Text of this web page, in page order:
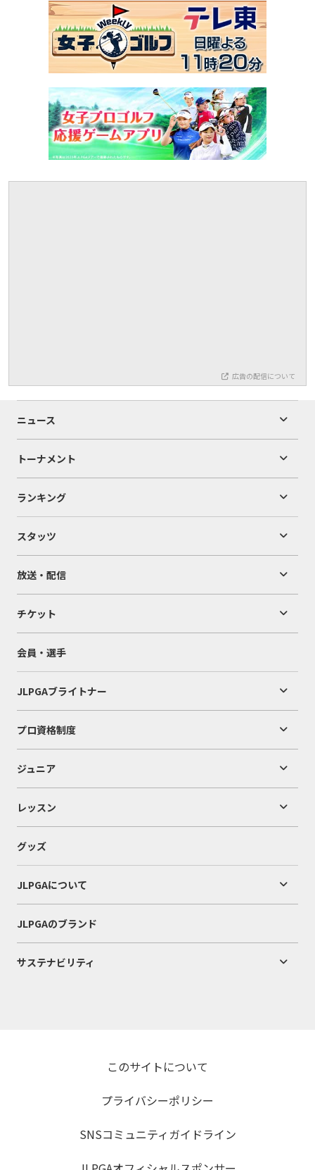
広告の配信について
ニュース
トーナメント
ランキング
スタッツ
放送・配信
チケット
会員・選手
JLPGAブライトナー
プロ資格制度
ジュニア
レッスン
グッズ
JLPGAについて
JLPGAのブランド
サステナビリティ
このサイトについて
プライバシーポリシー
SNSコミュニティガイドライン